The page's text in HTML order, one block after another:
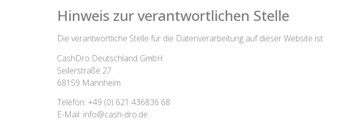
Hinweis zur verantwortlichen Stelle
Die verantwortliche Stelle für die Datenverarbeitung auf dieser Website ist:
CashDro Deutschland GmbH
Seilerstraße 27
68159 Mannheim
Telefon: +49 (0) 621 436836 68
E-Mail: info@cash-dro.de